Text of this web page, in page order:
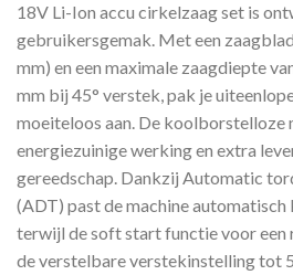
18V Li-Ion accu cirkelzaag set is
gebruikersgemak. Met een
mm) en een maximale zaagdiepte
mm bij 45° verstek, pak je
moeiteloos aan. De koolborstelloze
energiezuinige werking en extra
gereedschap. Dankzij Automatic
(ADT) past de machine automatisch
terwijl de soft start functie voor
de verstelbare verstekinstelling tot